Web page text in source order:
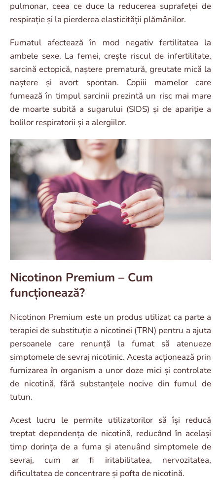
pulmonar, ceea ce duce la reducerea suprafeței de
respirație și la pierderea elasticității plămânilor.
Fumatul afectează în mod negativ fertilitatea la
ambele sexe. La femei, crește riscul de infertilitate,
sarcină ectopică, naștere prematură, greutate mică la
naștere și avort spontan. Copiii mamelor care
fumează în timpul sarcinii prezintă un risc mai mare
de moarte subită a sugarului (SIDS) și de apariție a
bolilor respiratorii și a alergiilor.
Nicotinon Premium – Cum
funcționează?
Nicotinon Premium este un produs utilizat ca parte a
terapiei de substituție a nicotinei (TRN) pentru a ajuta
persoanele care renunță la fumat să atenueze
simptomele de sevraj nicotinic. Acesta acționează prin
furnizarea în organism a unor doze mici și controlate
de nicotină, fără substanțele nocive din fumul de
tutun.
Acest lucru le permite utilizatorilor să își reducă
treptat dependența de nicotină, reducând în același
timp dorința de a fuma și atenuând simptomele de
sevraj, cum ar fi iritabilitatea, nervozitatea,
dificultatea de concentrare și pofta de nicotină.